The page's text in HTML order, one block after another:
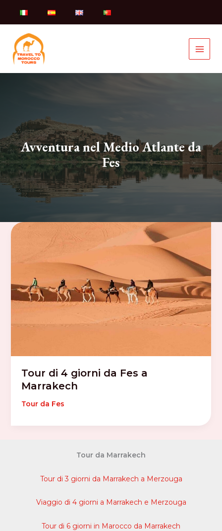
Avventura nel Medio Atlante da
Fes
Tour di 4 giorni da Fes a
Marrakech
Tour da Fes
Tour da Marrakech
Tour di 3 giorni da Marrakech a Merzouga
Viaggio di 4 giorni a Marrakech e Merzouga
Tour di 6 giorni in Marocco da Marrakech